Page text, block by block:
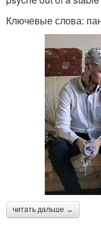
Ключевые слова:
читать дальше →